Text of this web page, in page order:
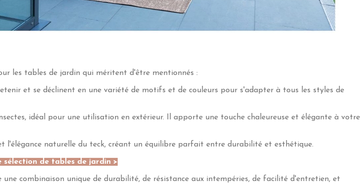
les tables de jardin qui méritent d'être mentionnés :
et se déclinent en une variété de motifs et de couleurs pour s'adapter à tous les styles de
idéal pour une utilisation en extérieur. Il apporte une touche chaleureuse et élégante à votre
l'élégance naturelle du teck, créant un équilibre parfait entre durabilité et esthétique.
sélection de tables de jardin >
combinaison unique de durabilité, de résistance aux intempéries, de facilité d'entretien, et